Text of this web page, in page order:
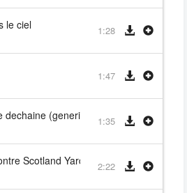
le ciel 1:28
1:47
dechaine (generique)1:35
Scotland Yard (generique)
2:22